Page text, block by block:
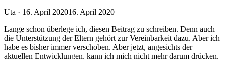
Uta · Veröffentlicht
16. April 202016. April 2020
Lange schon überlege ich, diesen Beitrag zu schreiben. Denn auch
die Unterstützung der Eltern gehört zur Vereinbarkeit dazu. Aber ich
habe es bisher immer verschoben. Aber jetzt, angesichts der
aktuellen Entwicklungen, kann ich mich nicht mehr darum drücken.